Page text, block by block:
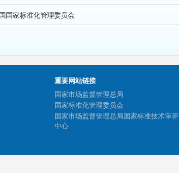
国家标准化管理委员会
重要网站链接
国家市场监督管理总局
国家标准化管理委员会
国家市场监督管理总局国家标准技术审评
中心